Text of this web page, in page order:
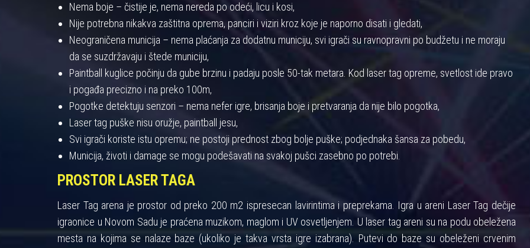
Nema boje – čistije je, nema nereda po odeći, licu i kosi,
Nije potrebna nikakva zaštitna oprema, panciri i viziri kroz koje je naporno disati i gledati,
Neograničena municija – nema plaćanja za dodatnu municiju, svi igrači su ravnopravni po budžetu i ne moraju
da se suzdržavaju i štede municiju,
Paintball kuglice počinju da gube brzinu i padaju posle 50-tak metara. Kod laser tag opreme, svetlost ide pravo
i pogađa precizno i na preko 100m,
Pogotke detektuju senzori – nema nefer igre, brisanja boje i pretvaranja da nije bilo pogotka,
Laser tag puške nisu oružje, paintball jesu,
Svi igrači koriste istu opremu; ne postoji prednost zbog bolje puške; podjednaka šansa za pobedu,
Municija, životi i damage se mogu podešavati na svakoj pušci zasebno po potrebi.
PROSTOR LASER TAGA
Laser Tag arena je prostor od preko 200 m2 ispresecan lavirintima i preprekama. Igra u areni Laser Tag dečije
igraonice u Novom Sadu je praćena muzikom, maglom i UV osvetljenjem. U laser tag areni su na podu obeležena
mesta na kojima se nalaze baze (ukoliko je takva vrsta igre izabrana). Putevi do baze su obeleženi crvenim